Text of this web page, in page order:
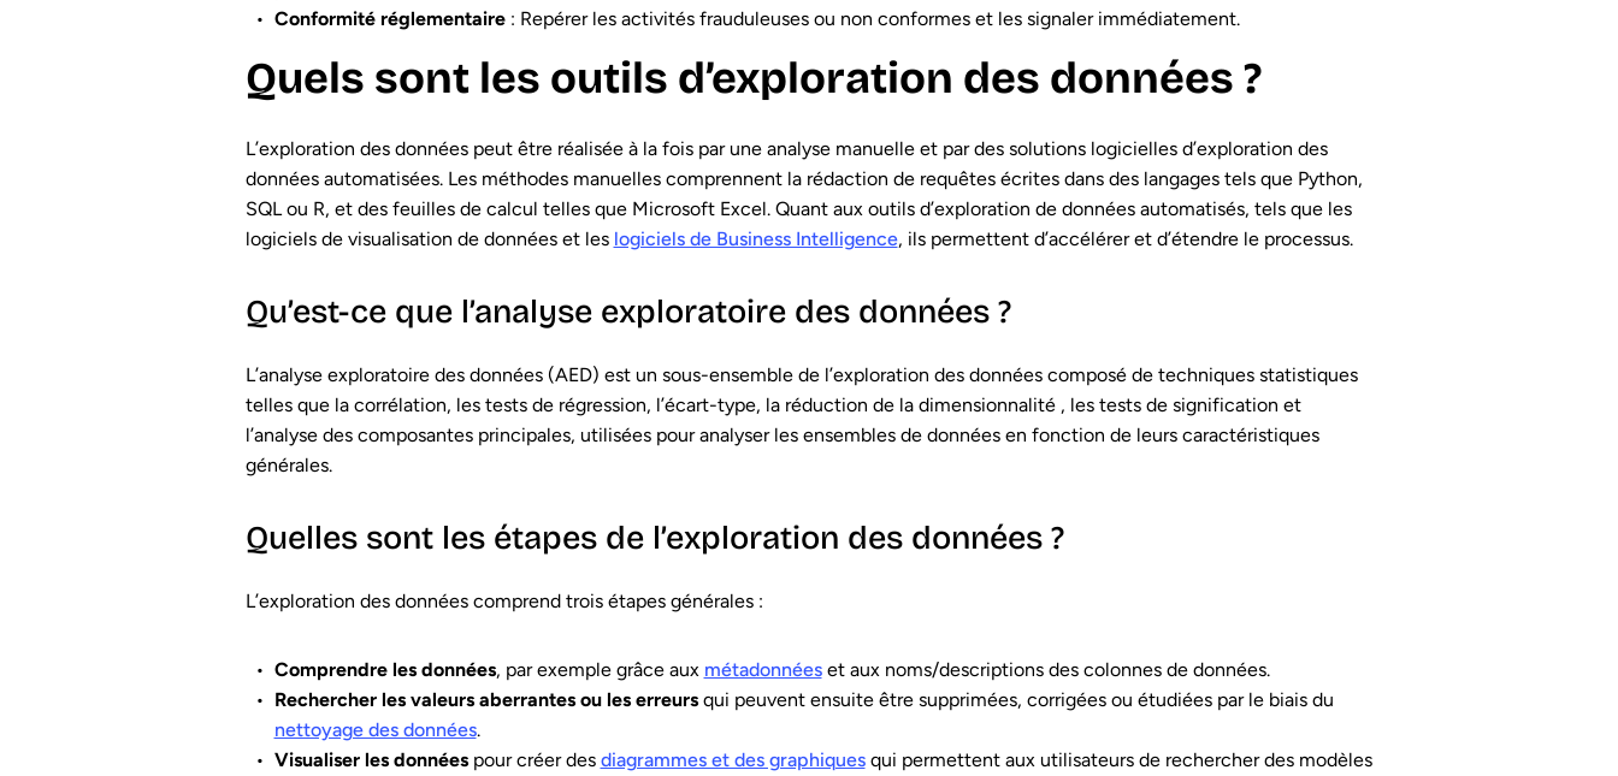
Conformité réglementaire: Repérer les activités frauduleuses ou non conformes et les signaler immédiatement.
Quels sont les outils d’exploration des données ?
L’exploration des données peut être réalisée à la fois par une analyse manuelle et par des solutions logicielles d’exploration des
données automatisées. Les méthodes manuelles comprennent la rédaction de requêtes écrites dans des langages tels que Python,
SQL ou R, et des feuilles de calcul telles que Microsoft Excel. Quant aux outils d’exploration de données automatisés, tels que les
logiciels de visualisation de données et les logiciels de Business Intelligence, ils permettent d’accélérer et d’étendre le processus.
Qu’est-ce que l’analyse exploratoire des données ?
L’analyse exploratoire des données (AED) est un sous-ensemble de l’exploration des données composé de techniques statistiques
telles que la corrélation, les tests de régression, l’écart-type, la réduction de la dimensionnalité , les tests de signification et
l’analyse des composantes principales, utilisées pour analyser les ensembles de données en fonction de leurs caractéristiques
générales.
Quelles sont les étapes de l’exploration des données ?
L’exploration des données comprend trois étapes générales :
Comprendre les données, par exemple grâce aux métadonnéeset aux noms/descriptions des colonnes de données.
Rechercher les valeurs aberrantes ou les erreursqui peuvent ensuite être supprimées, corrigées ou étudiées par le biais du
nettoyage des données.
Visualiser les donnéespour créer des diagrammes et des graphiquesqui permettent aux utilisateurs de rechercher des modèles